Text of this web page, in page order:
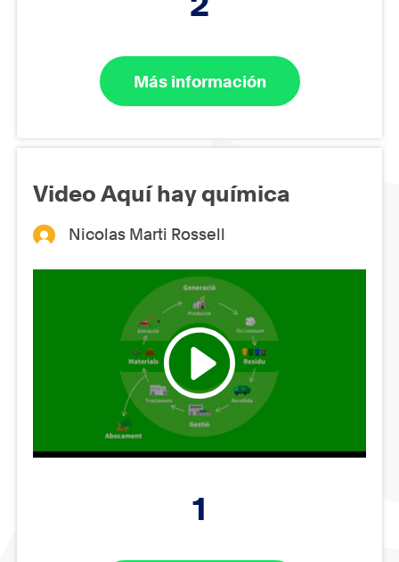
Más información
Video Aquí hay química
Nicolas Marti Rossell
1